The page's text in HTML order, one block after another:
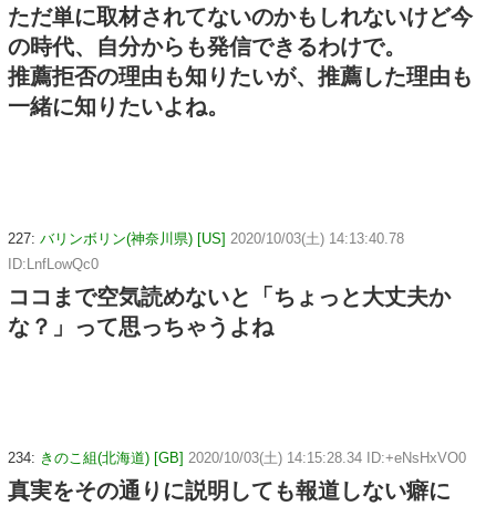
ただ単に取材されてないのかもしれないけど今
の時代、自分からも発信できるわけで。
推薦拒否の理由も知りたいが、推薦した理由も
一緒に知りたいよね。
227: バリンボリン(神奈川県) [US] 2020/10/03(土) 14:13:40.78
ID:LnfLowQc0
ココまで空気読めないと「ちょっと大丈夫か
な？」って思っちゃうよね
234: きのこ組(北海道) [GB] 2020/10/03(土) 14:15:28.34 ID:+eNsHxVO0
真実をその通りに説明しても報道しない癖に